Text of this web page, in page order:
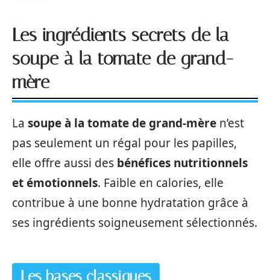
Les ingrédients secrets de la
soupe à la tomate de grand-
mère
La soupe à la tomate de grand-mère n’est
pas seulement un régal pour les papilles,
elle offre aussi des bénéfices nutritionnels
et émotionnels. Faible en calories, elle
contribue à une bonne hydratation grâce à
ses ingrédients soigneusement sélectionnés.
Les bases classiques